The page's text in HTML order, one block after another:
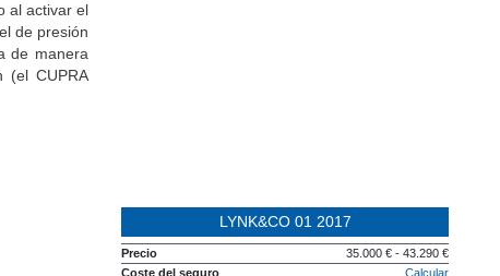
al activar el
de presión
de manera
(el CUPRA
LYNK&CO 01 2017
Precio
35.000 € - 43.290 €
Coste del seguro
Calcular